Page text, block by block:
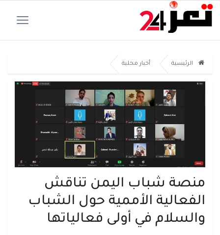
الرئيسية أخبار محلية
منصة شباب اليمن تناقش
الفعالية الأممية حول الشباب
والسلام في أولى فعالياتها